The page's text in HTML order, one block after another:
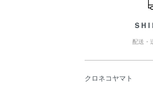
配送・
クロネコヤマト